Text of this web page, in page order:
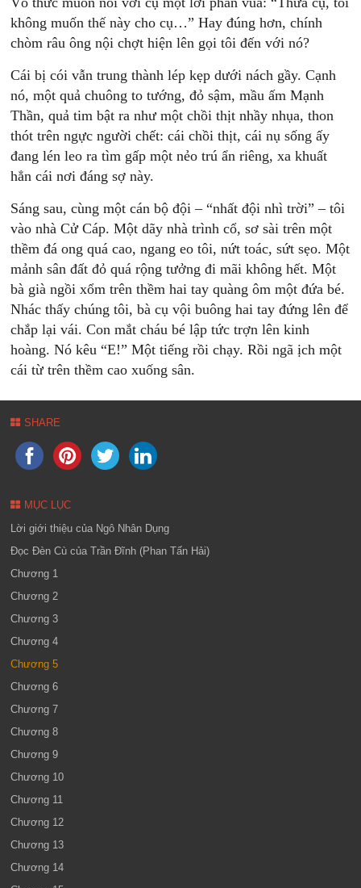
không muốn thế này cho cụ…” Hay đúng hơn, chính
chòm râu ông nội chợt hiện lên gọi tôi đến với nó?
Cái bị cói vẫn trung thành lép kẹp dưới nách gầy. Cạnh
nó, một quả chuông to tướng, đỏ sậm, mầu ấm Mạnh
Thần, quả tim bật ra như một chồi thịt nhầy nhụa, thon
thót trên ngực người chết: cái chồi thịt, cái nụ sống ấy
đang lén leo ra tìm gấp một nẻo trú ẩn riêng, xa khuất
hẳn cái nơi đáng sợ này.
Sáng sau, cùng một cán bộ đội – “nhất đội nhì trời” – tôi
vào nhà Cử Cáp. Một dãy nhà trình cổ, sơ sài trên một
thềm đá ong quá cao, ngang eo tôi, nứt toác, sứt sẹo. Một
mảnh sân đất đỏ quá rộng tưởng đi mãi không hết. Một
bà già ngồi xổm trên thềm hai tay quàng ôm một đứa bé.
Nhác thấy chúng tôi, bà cụ vội buông hai tay đứng lên để
chắp lại vái. Con mắt cháu bé lập tức trợn lên kinh
hoàng. Nó kêu “E!” Một tiếng rồi chạy. Rồi ngã ịch một
cái từ trên thềm cao xuống sân.
SHARE
MỤC LỤC
Lời giới thiệu của Ngô Nhân Dụng
Đọc Đèn Cù của Trần Đĩnh (Phan Tấn Hải)
Chương 1
Chương 2
Chương 3
Chương 4
Chương 5
Chương 6
Chương 7
Chương 8
Chương 9
Chương 10
Chương 11
Chương 12
Chương 13
Chương 14